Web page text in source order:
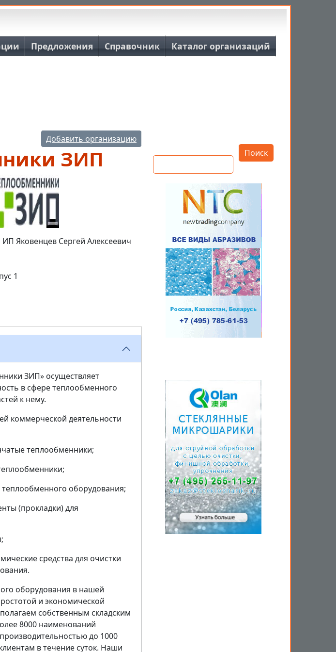
Предложения Справочник Каталог организаций
Добавить организацию
ЗИП
ИП Яковенцев Сергей Алексеевич
1
ЗИП» осуществляет
в сфере теплообменного
к нему.
коммерческой деятельности
теплообменники;
оборудования;
(прокладки) для
средства для очистки
оборудования в нашей
и экономической
собственным складским
8000 наименований
до 1000
в течение суток. Наши